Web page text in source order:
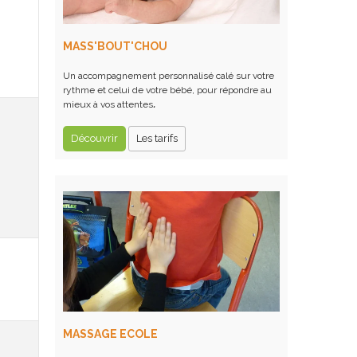
MASS'BOUT'CHOU
Un accompagnement personnalisé calé sur votre
rythme et celui de votre bébé, pour répondre au
mieux à vos attentes.
Découvrir Les tarifs
MASSAGE ECOLE